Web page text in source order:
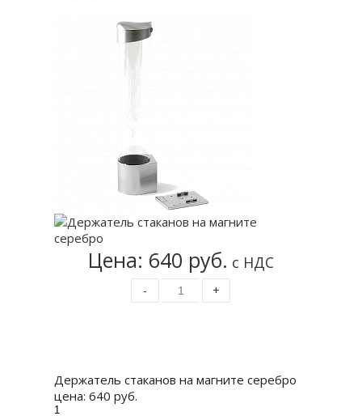
Цена: 640 руб. с НДС
- +
Держатель стаканов на магните серебро
цена:640 руб.